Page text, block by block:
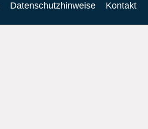
Datenschutzhinweise Kontakt